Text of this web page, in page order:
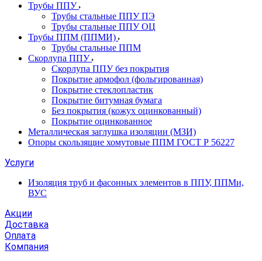
Трубы ППУ
Трубы стальные ППУ ПЭ
Трубы стальные ППУ ОЦ
Трубы ППМ (ППМИ)
Трубы стальные ППМ
Скорлупа ППУ
Скорлупа ППУ без покрытия
Покрытие армофол (фольгированная)
Покрытие стеклопластик
Покрытие битумная бумага
Без покрытия (кожух оцинкованный)
Покрытие оцинкованное
Металлическая заглушка изоляции (МЗИ)
Опоры скользящие хомутовые ППМ ГОСТ Р 56227
Услуги
Изоляция труб и фасонных элементов в ППУ, ППМи,
ВУС
Акции
Доставка
Оплата
Компания